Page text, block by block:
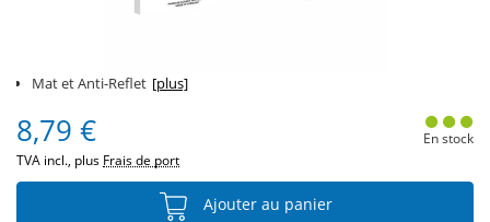
Mat et Anti-Reflet [plus]
8,79 €
TVA incl., plus Frais de port
En stock
Ajouter au panier